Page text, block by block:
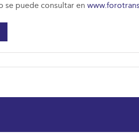
se puede consultar en